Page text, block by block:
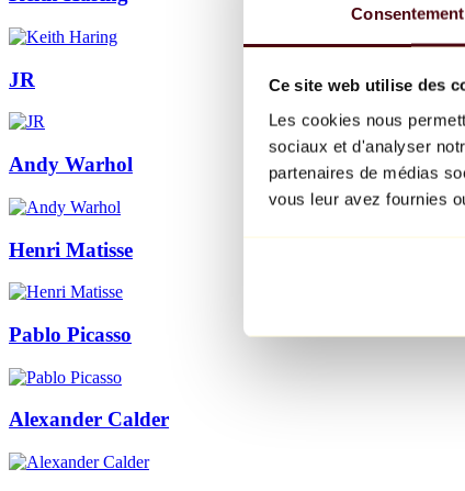
Consentement
Ce site web utilise des
Les cookies nous
sociaux et d'analyser
partenaires de médias
vous leur avez fournies
JR
Andy Warhol
Henri Matisse
Pablo Picasso
Alexander Calder